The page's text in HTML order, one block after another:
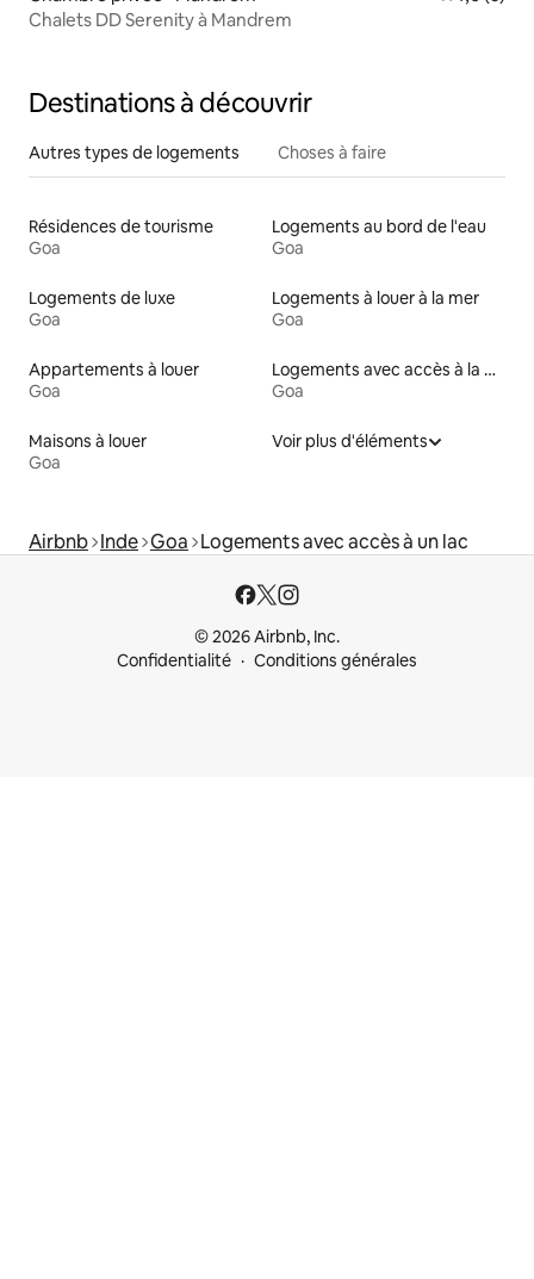
Chalets DD Serenity à Mandrem
Destinations à découvrir
Autres types de logements Choses à faire
Résidences de tourisme
Goa
Logements au bord de l'eau
Goa
Logements de luxe
Goa
Logements à louer à la mer
Goa
Appartements à louer
Goa
Logements avec accès à la plage
Goa
Maisons à louer
Goa
Voir plus d'éléments
Airbnb Inde Goa Logements avec accès à un lac
© 2026 Airbnb, Inc.
Confidentialité
Conditions générales